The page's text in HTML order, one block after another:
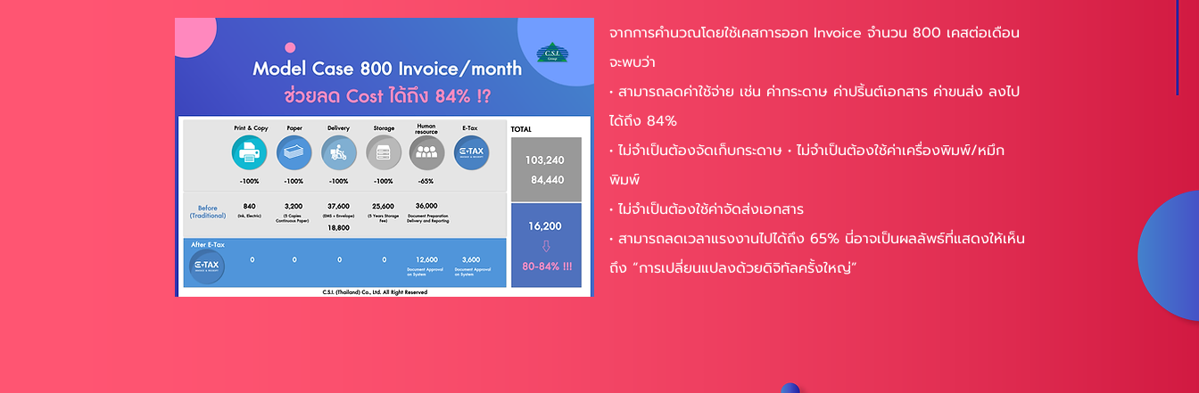
จากการคำนวณโดยใช้เคสการออก Invoice จำนวน 800 เคสต่อเดือน
จะพบว่า
• สามารถลดค่าใช้จ่าย เช่น ค่ากระดาษ ค่าปริ้นต์เอกสาร ค่าขนส่ง ลงไป
ได้ถึง 84%
• ไม่จำเป็นต้องจัดเก็บกระดาษ • ไม่จำเป็นต้องใช้ค่าเครื่องพิมพ์/หมึก
พิมพ์
• ไม่จำเป็นต้องใช้ค่าจัดส่งเอกสาร
• สามารถลดเวลาแรงงานไปได้ถึง 65% นี่อาจเป็นผลลัพธ์ที่แสดงให้เห็น
ถึง “การเปลี่ยนแปลงด้วยดิจิทัลครั้งใหญ่”